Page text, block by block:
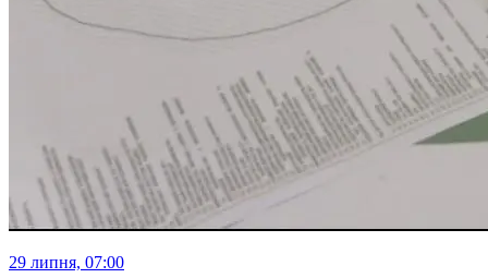
29 липня, 07:00